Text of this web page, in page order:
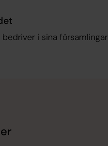
i sina församlingar